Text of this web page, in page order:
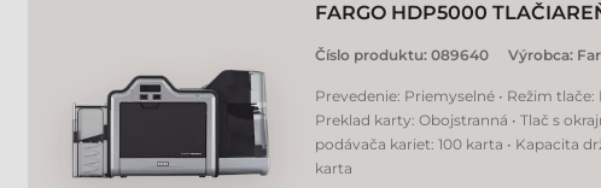
FARGO HDP5000
Číslo produktu: 089640 Výrobca:
Prevedenie: Priemyselné • Režim tlače:
Preklad karty: Obojstranná • Tlač s
podávača kariet: 100 karta • Kapacita
karta